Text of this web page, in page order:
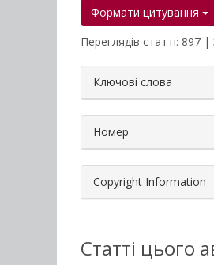
Формати цитування
Переглядів статті: 897
Ключові слова
Номер
Copyright Information
Статті цього